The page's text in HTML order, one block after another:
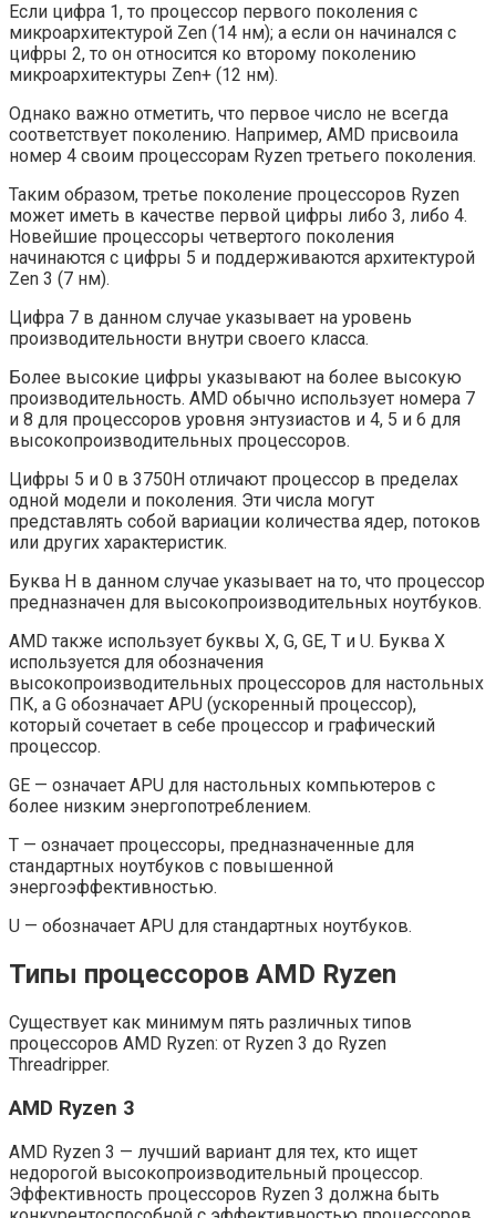
Если цифра 1, то процессор первого поколения с
микроархитектурой Zen (14 нм); а если он начинался с
цифры 2, то он относится ко второму поколению
микроархитектуры Zen+ (12 нм).
Однако важно отметить, что первое число не всегда
соответствует поколению. Например, AMD присвоила
номер 4 своим процессорам Ryzen третьего поколения.
Таким образом, третье поколение процессоров Ryzen
может иметь в качестве первой цифры либо 3, либо 4.
Новейшие процессоры четвертого поколения
начинаются с цифры 5 и поддерживаются архитектурой
Zen 3 (7 нм).
Цифра 7 в данном случае указывает на уровень
производительности внутри своего класса.
Более высокие цифры указывают на более высокую
производительность. AMD обычно использует номера 7
и 8 для процессоров уровня энтузиастов и 4, 5 и 6 для
высокопроизводительных процессоров.
Цифры 5 и 0 в 3750H отличают процессор в пределах
одной модели и поколения. Эти числа могут
представлять собой вариации количества ядер, потоков
или других характеристик.
Буква H в данном случае указывает на то, что процессор
предназначен для высокопроизводительных ноутбуков.
AMD также использует буквы X, G, GE, T и U. Буква X
используется для обозначения
высокопроизводительных процессоров для настольных
ПК, а G обозначает APU (ускоренный процессор),
который сочетает в себе процессор и графический
процессор.
GE — означает APU для настольных компьютеров с
более низким энергопотреблением.
T — означает процессоры, предназначенные для
стандартных ноутбуков с повышенной
энергоэффективностью.
U — обозначает APU для стандартных ноутбуков.
Типы процессоров AMD Ryzen
Существует как минимум пять различных типов
процессоров AMD Ryzen: от Ryzen 3 до Ryzen
Threadripper.
AMD Ryzen 3
AMD Ryzen 3 — лучший вариант для тех, кто ищет
недорогой высокопроизводительный процессор.
Эффективность процессоров Ryzen 3 должна быть